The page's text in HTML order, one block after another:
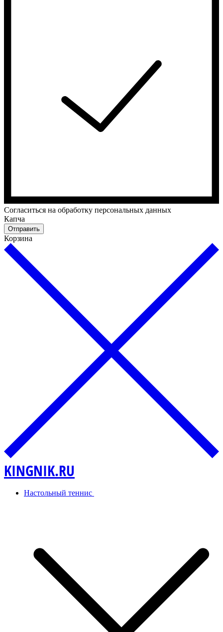
Cогласиться на обработку персональных данных
Капча
Отправить
Корзина
KINGNIK.RU
Настольный теннис